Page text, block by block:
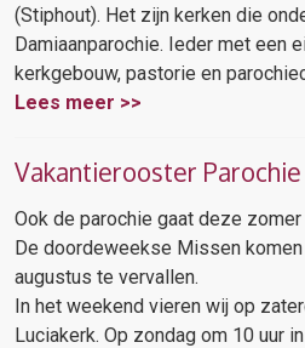
(Stiphout). Het zijn kerken die
Damiaanparochie. Ieder met een
kerkgebouw, pastorie en
Lees meer >>
Vakantierooster Parochie
Ook de parochie gaat deze
De doordeweekse Missen komen
augustus te vervallen.
In het weekend vieren wij op
Luciakerk. Op zondag om 10 uur